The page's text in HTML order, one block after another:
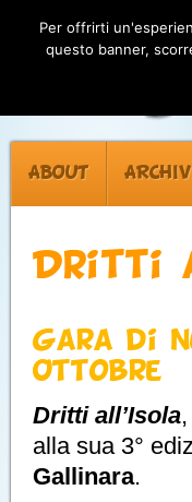
ABOUT
Dritti
Gara di
Ottobre
Dritti all’Isola
alla sua 3°
Gallinara.
Per offrirti
questo banner,